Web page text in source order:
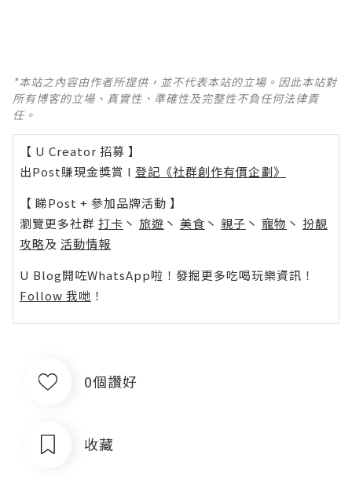
*本站之內容由作者所提供，並不代表本站的立場。因此本站對
所有博客的立場、真實性、準確性及完整性不負任何法律責
任。
【 U Creator 招募 】
出Post賺現金獎賞 l 登記《社群創作有價企劃》
【 睇Post + 參加品牌活動 】
瀏覽更多社群 打卡 丶 旅遊 丶 美食 丶 親子 丶 寵物 丶 扮靚
攻略及 活動情報
U Blog開咗WhatsApp啦！發掘更多吃喝玩樂資訊！
Follow 我哋 ！
0個讚好
收藏